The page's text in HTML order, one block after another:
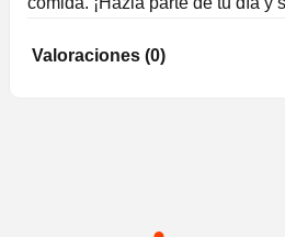
Valoraciones (0)